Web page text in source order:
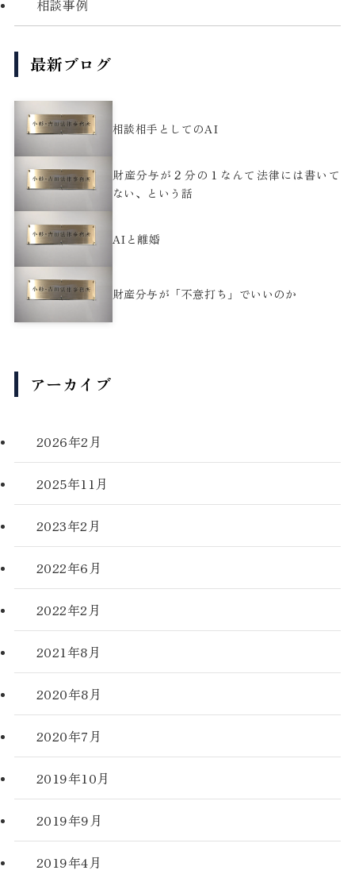
相談事例
最新ブログ
相談相手としてのAI
財産分与が２分の１なんて法律には書いて
ない、という話
AIと離婚
財産分与が「不意打ち」でいいのか
アーカイブ
2026年2月
2025年11月
2023年2月
2022年6月
2022年2月
2021年8月
2020年8月
2020年7月
2019年10月
2019年9月
2019年4月